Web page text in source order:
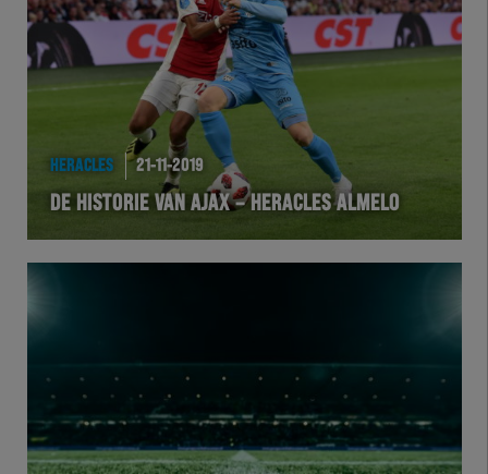
HERACLES 21-11-2019
DE HISTORIE VAN AJAX – HERACLES ALMELO